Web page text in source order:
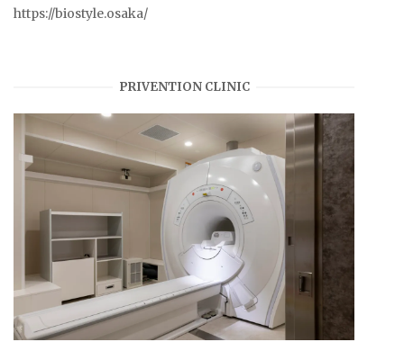
https://biostyle.osaka/
PRIVENTION CLINIC